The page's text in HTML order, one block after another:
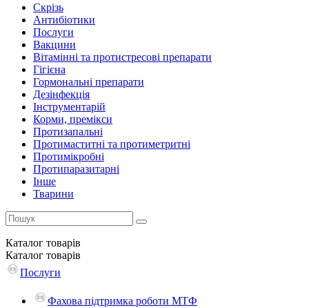
Скрізь
Антибіотики
Послуги
Вакцини
Вітамінні та протистресові препарати
Гігієна
Гормональні препарати
Дезінфекція
Інструментарій
Корми, премікси
Протизапальні
Протимаститні та протиметритні
Протимікробні
Протипаразитарні
Інше
Тварини
Каталог товарів
Каталог товарів
Послуги
Фахова підтримка роботи МТФ